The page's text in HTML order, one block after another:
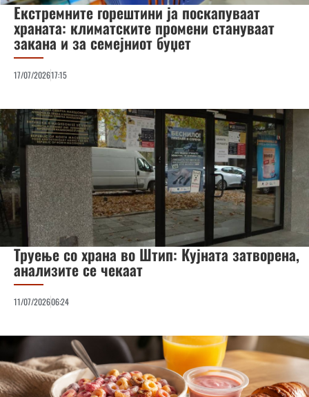
Екстремните горештини ја поскапуваат
храната: климатските промени стануваат
закана и за семејниот буџет
17/07/202617:15
Труење со храна во Штип: Кујната затворена,
анализите се чекаат
11/07/202606:24